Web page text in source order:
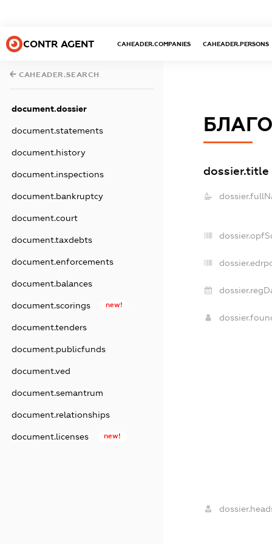
CONTR AGENT CAHEADER.COMPANIES CAHEADER.PERSONS
CAHEADER.SEARCH
document.dossier
document.statements
document.history
document.inspections
document.bankruptcy
document.court
document.taxdebts
document.enforcements
document.balances
document.scorings new!
document.tenders
document.publicfunds
document.ved
document.semantrum
document.relationships
document.licenses new!
dossier.title